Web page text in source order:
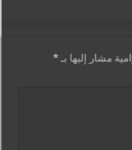
مشار إليها بـ*